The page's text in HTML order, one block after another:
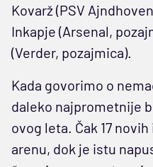
Kovarž (PSV
Inkapje (Arsenal,
(Verder, pozajmica).
Kada govorimo o
daleko najprometnije
ovog leta. Čak 17
arenu, dok je istu